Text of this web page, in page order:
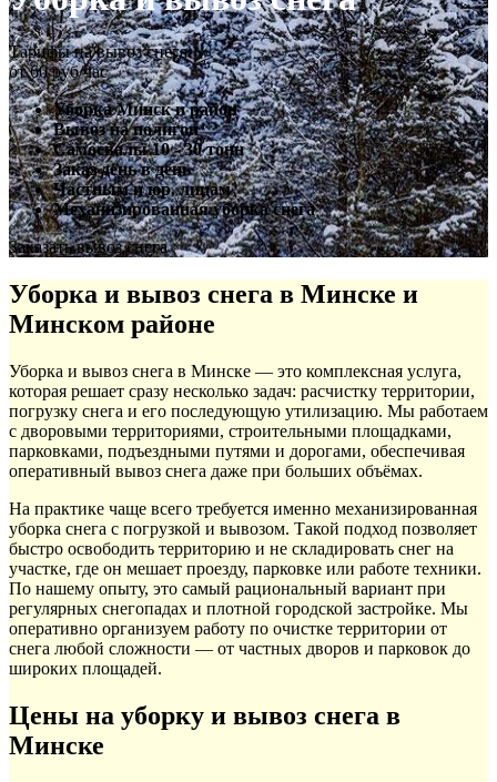
Тарифы на вывоз снега
от 60 руб/час
Уборка Минск и район
Вывоз на полигон
Самосвалы 10 - 30 тонн
Заказ день в день
Частным и юр. лицам
Механизированная уборка снега
Заказать вывоз снега
Уборка и вывоз снега в Минске и
Минском районе
Уборка и вывоз снега в Минске — это комплексная услуга,
которая решает сразу несколько задач: расчистку территории,
погрузку снега и его последующую утилизацию. Мы работаем
с дворовыми территориями, строительными площадками,
парковками, подъездными путями и дорогами, обеспечивая
оперативный вывоз снега даже при больших объёмах.
На практике чаще всего требуется именно механизированная
уборка снега с погрузкой и вывозом. Такой подход позволяет
быстро освободить территорию и не складировать снег на
участке, где он мешает проезду, парковке или работе техники.
По нашему опыту, это самый рациональный вариант при
регулярных снегопадах и плотной городской застройке. Мы
оперативно организуем работу по очистке территории от
снега любой сложности — от частных дворов и парковок до
широких площадей.
Цены на уборку и вывоз снега в
Минске